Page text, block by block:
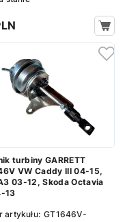
turbiny GARRETT
VW Caddy III 04-15,
03-12, Skoda Octavia
13
artykułu: GT1646V-